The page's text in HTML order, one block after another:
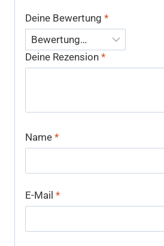
Deine Bewertung *
Deine Rezension *
Name *
E-Mail *